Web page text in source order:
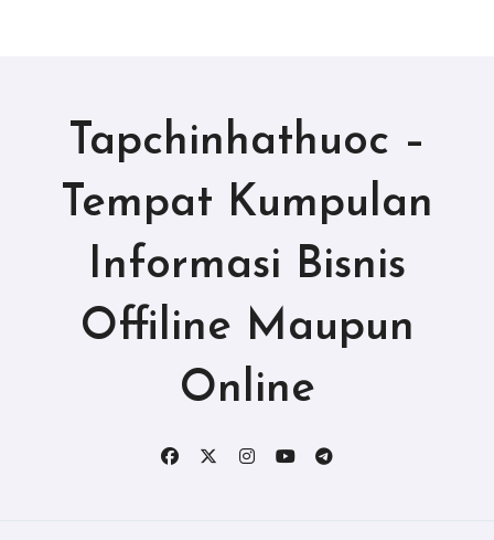
Tapchinhathuoc –
Tempat Kumpulan
Informasi Bisnis
Offiline Maupun
Online